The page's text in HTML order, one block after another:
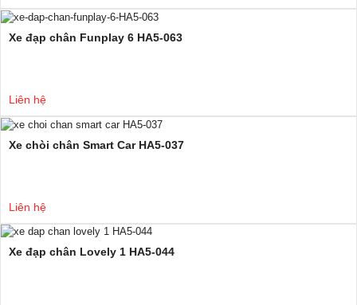
Xe đạp chân Funplay 6 HA5-063
Liên hệ
Xe chòi chân Smart Car HA5-037
Liên hệ
Xe đạp chân Lovely 1 HA5-044